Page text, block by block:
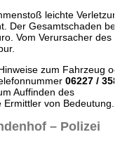
leichte
Der Gesamtschaden
Vom Verursacher des
zum Fahrzeug
06227 /
Auffinden des
von Bedeutung.
– Polizei